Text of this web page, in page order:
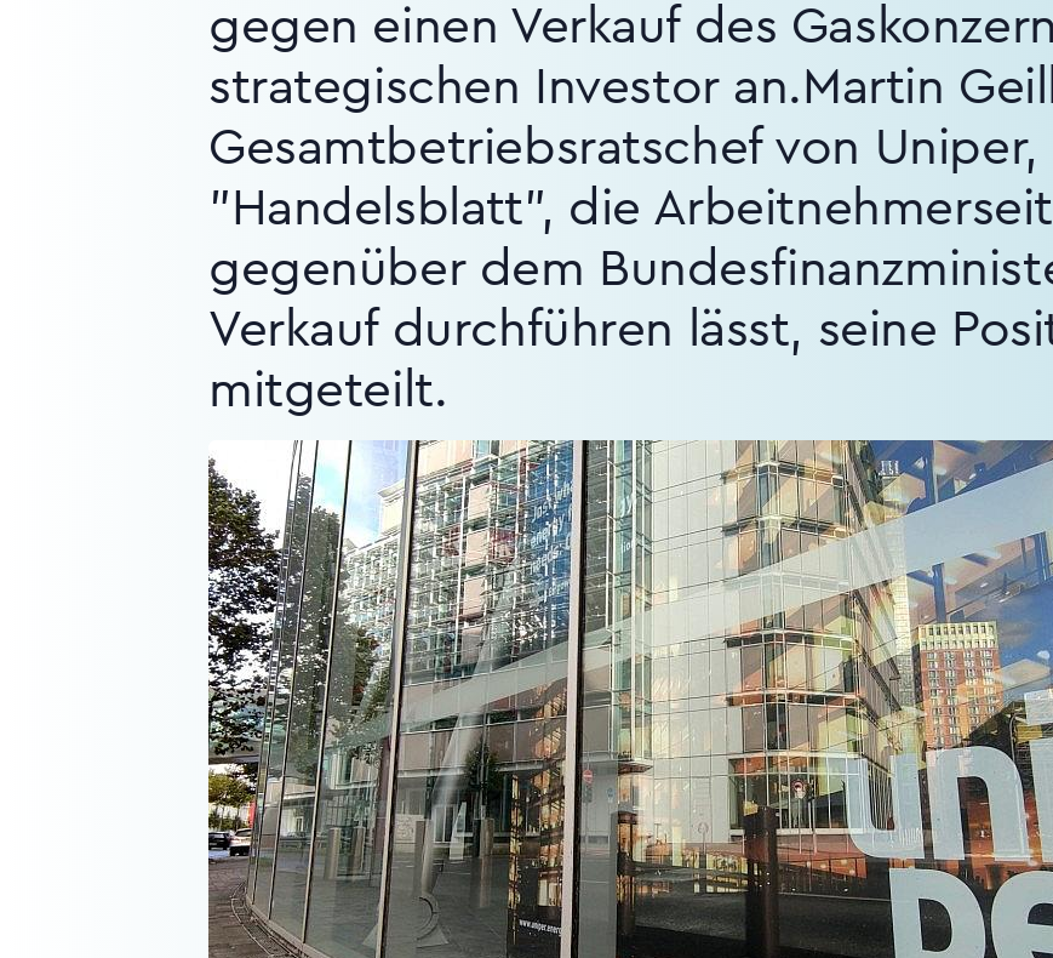
gegen einen Verkauf des
strategischen Investor an.Martin
Gesamtbetriebsratschef von
"Handelsblatt", die
gegenüber dem
Verkauf durchführen lässt, seine
mitgeteilt.